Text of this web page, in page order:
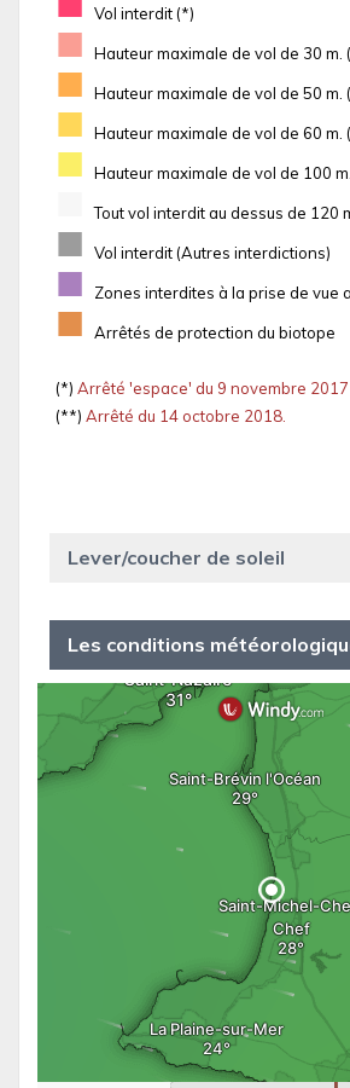
Vol interdit (*)
■ Hauteur maximale de vol de 30 m.
■ Hauteur maximale de vol de 50 m.
■ Hauteur maximale de vol de 60 m.
■ Hauteur maximale de vol de 100
Tout vol interdit au dessus de 120
■ Vol interdit (Autres interdictions)
■ Zones interdites à la prise de vue
■ Arrêtés de protection du biotope
(*) Arrêté 'espace' du 9 novembre 2017
(**) Arrêté du 14 octobre 2018.
Lever/coucher de soleil
Les conditions